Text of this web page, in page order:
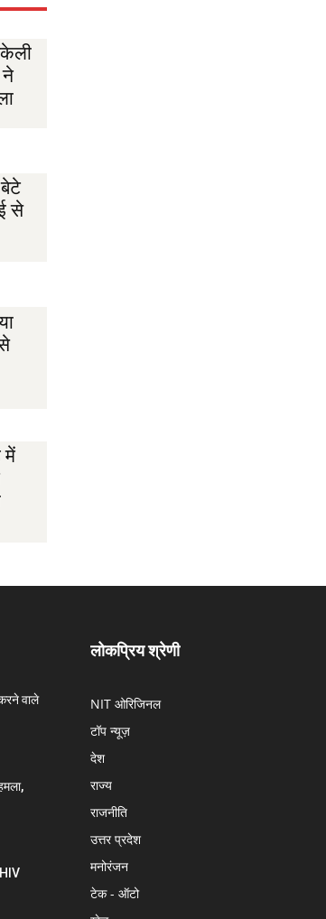
से
में
वाले
लोकप्रिय श्रेणी
NIT ओरिजिनल
टॉप न्यूज़
देश
राज्य
राजनीति
उत्तर प्रदेश
मनोरंजन
टेक - ऑटो